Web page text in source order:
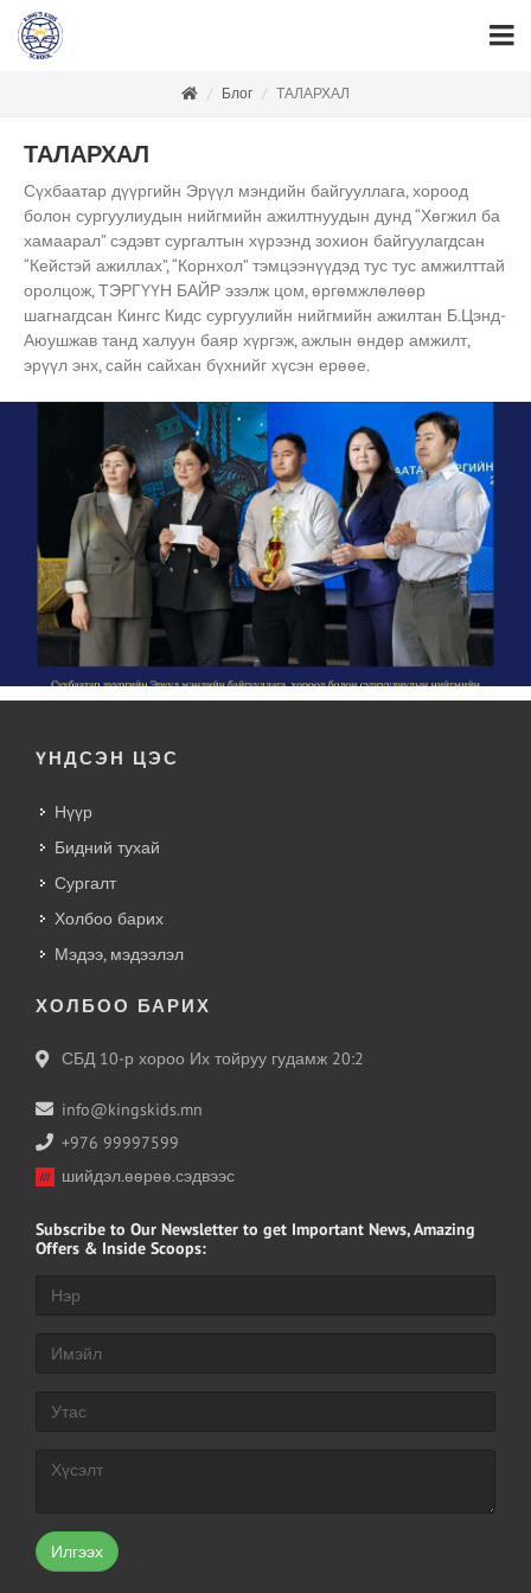
Блог ТАЛАРХАЛ
ТАЛАРХАЛ
Сүхбаатар дүүргийн Эрүүл мэндийн байгууллага, хороод
болон сургуулиудын нийгмийн ажилтнуудын дунд “Хөгжил ба
хамаарал” сэдэвт сургалтын хүрээнд зохион байгуулагдсан
“Кейстэй ажиллах”, “Корнхол” тэмцээнүүдэд тус тус амжилттай
оролцож, ТЭРГҮҮН БАЙР эзэлж цом, өргөмжлөлөөр
шагнагдсан Кингс Кидс сургуулийн нийгмийн ажилтан Б.Цэнд-
Аюушжав танд халуун баяр хүргэж, ажлын өндөр амжилт,
эрүүл энх, сайн сайхан бүхнийг хүсэн ерөөе.
ҮНДСЭН ЦЭС
Нүүр
Бидний тухай
Сургалт
Холбоо барих
Мэдээ, мэдээлэл
ХОЛБОО БАРИХ
СБД 10-р хороо Их тойруу гудамж 20:2
info@kingskids.mn
+976 99997599
шийдэл.өөрөө.сэдвээс
Subscribe to Our Newsletter to get Important News, Amazing
Offers & Inside Scoops:
Илгээх